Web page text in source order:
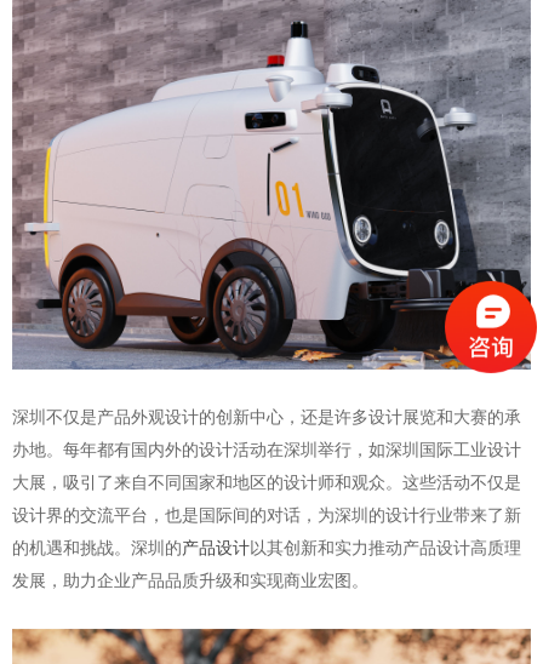
深圳不仅是产品外观设计的创新中心，还是许多设计展览和大赛的承
办地。每年都有国内外的设计活动在深圳举行，如深圳国际工业设计
大展，吸引了来自不同国家和地区的设计师和观众。这些活动不仅是
设计界的交流平台，也是国际间的对话，为深圳的设计行业带来了新
的机遇和挑战。 深圳的产品设计以其创新和实力推动产品设计高质理
发展，助力企业产品品质升级和实现商业宏图。